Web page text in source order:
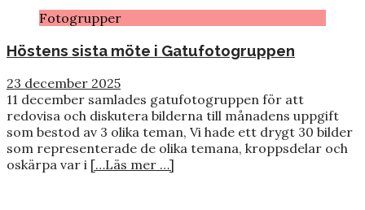
Fotogrupper
Höstens sista möte i Gatufotogruppen
23 december 2025
11 december samlades gatufotogruppen för att
redovisa och diskutera bilderna till månadens uppgift
som bestod av 3 olika teman, Vi hade ett drygt 30 bilder
som representerade de olika temana, kroppsdelar och
oskärpa var i […Läs mer …]